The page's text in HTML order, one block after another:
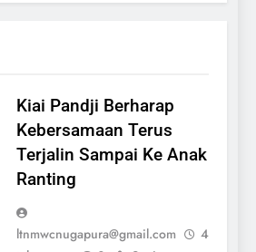
Kiai Pandji Berharap
Kebersamaan Terus
Terjalin Sampai Ke Anak
Ranting
ltnmwcnugapura@gmail.com
4